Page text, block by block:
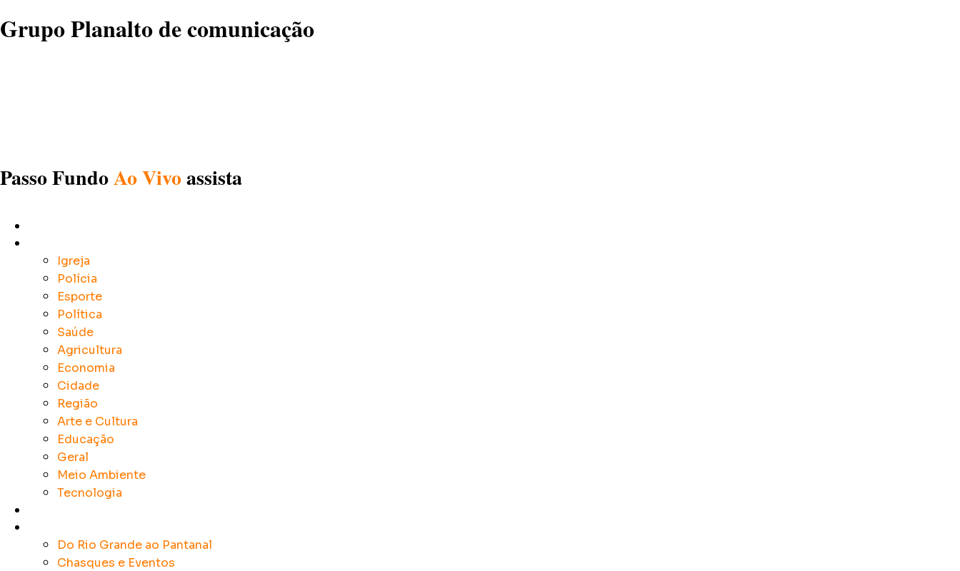
Grupo Planalto de comunicação
Passo FundoAo Vivoassista
Igreja
Polícia
Esporte
Política
Saúde
Agricultura
Economia
Cidade
Região
Arte e Cultura
Educação
Geral
Meio Ambiente
Tecnologia
Do Rio Grande ao Pantanal
Chasques e Eventos